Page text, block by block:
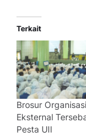
Terkait
Brosur Organisasi
Eksternal
Pesta UII
18/08/2018